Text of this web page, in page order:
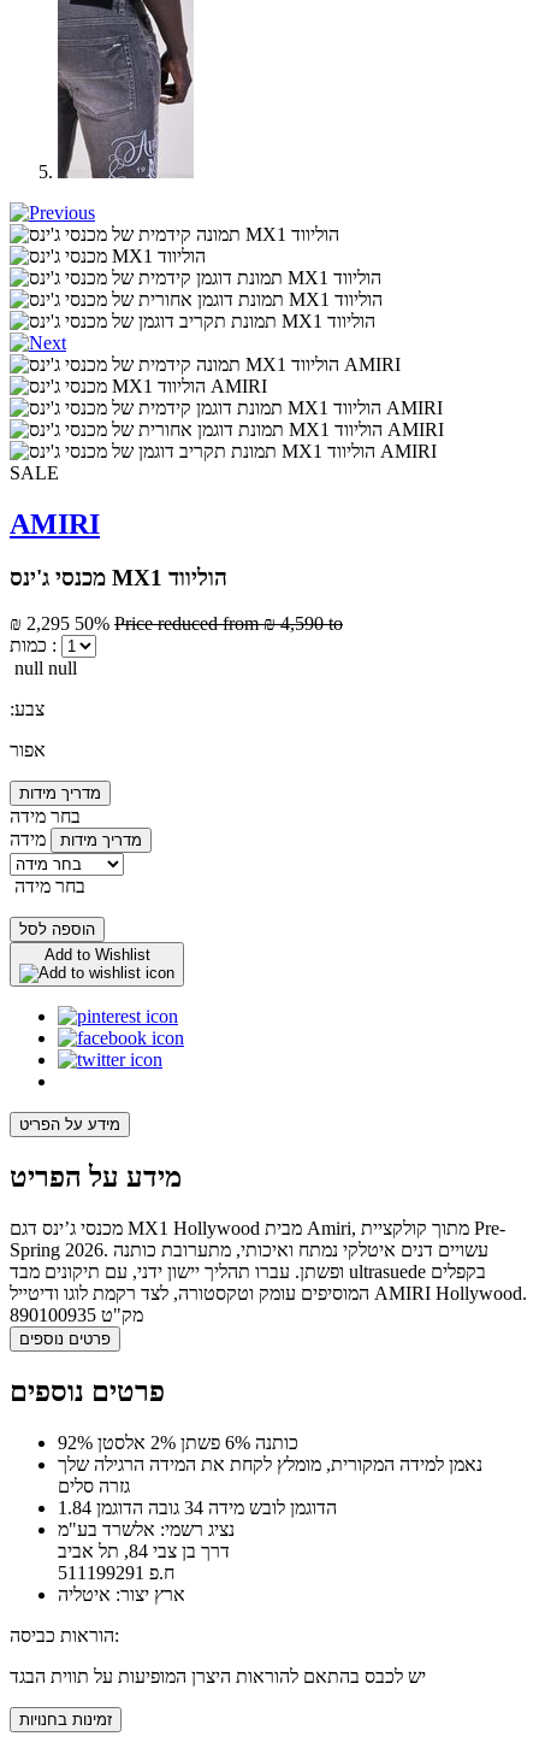
SALE
AMIRI
מכנסי ג'ינס MX1 הוליווד
₪ 2,295 50% Price reduced from₪ 4,590 to
כמות :
null null
:צבע
אפור
מדריך מידות
בחר מידה
מידה
מדריך מידות
בחר מידה
הוספה לסל
Add to Wishlist
מידע על הפריט
מידע על הפריט
מכנסי ג’ינס דגם MX1 Hollywood מבית Amiri, מתוך קולקציית Pre-
Spring 2026. עשויים דנים איטלקי נמתח ואיכותי, מתערובת כותנה
ופשתן. עברו תהליך יישון ידני, עם תיקונים מבד ultrasuede בקפלים
המוסיפים עומק וטקסטורה, לצד רקמת לוגו ודיטייל AMIRI Hollywood.
מק"ט 890100935
פרטים נוספים
פרטים נוספים
92% כותנה 6% פשתן 2% אלסטן
נאמן למידה המקורית, מומלץ לקחת את המידה הרגילה שלך
גזרה סלים
הדוגמן לובש מידה 34 גובה הדוגמן 1.84
נציג רשמי: אלשרד בע"מ
דרך בן צבי 84, תל אביב
ח.פ 511199291
ארץ יצור: איטליה
הוראות כביסה:
יש לכבס בהתאם להוראות היצרן המופיעות על תווית הבגד
זמינות בחנויות